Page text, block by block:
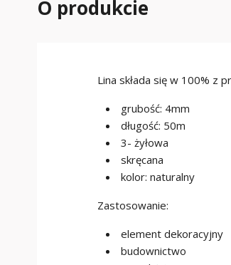
O produkcie
Lina składa się w 100% z
grubość: 4mm
długość: 50m
3- żyłowa
skręcana
kolor: naturalny
Zastosowanie:
element dekoracyjny
budownictwo